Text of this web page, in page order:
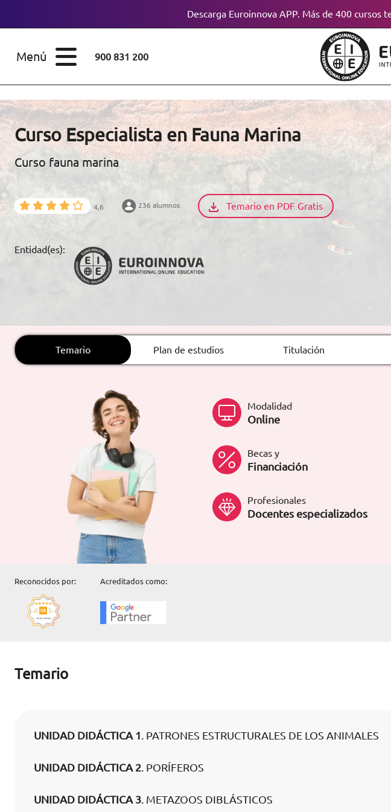
Descarga Euroinnova APP. Más de 400 cursos
Menú 900 831 200
ESTUDIOS
CONOCE EUROINNOVA
BECAS Y
FINANCIACIÓN
EDUCATIVOS
ORIENTACIÓN
LABORAL
(gratuito en
formacion@euroinnova.com
TRABAJA CON NOSOTROS
ESTUDIOS
Licenciaturas
Doctorados
Maestría
Certificados de
Curso Especialista en Fauna Marina
Curso fauna marina
4,6 236 alumnos Temario en PDF Gratis
Entidad(es):
Temario Plan de estudios Titulación
Modalidad
Online
Becas y
Financiación
Profesionales
Docentes especializados
Reconocidos por: Acreditados como:
Temario
UNIDAD DIDÁCTICA 1. PATRONES ESTRUCTURALES DE LOS ANIMALES
UNIDAD DIDÁCTICA 2. PORÍFEROS
UNIDAD DIDÁCTICA 3. METAZOOS DIBLÁSTICOS